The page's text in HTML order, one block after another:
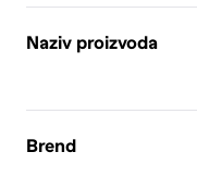
Naziv proizvoda
Brend